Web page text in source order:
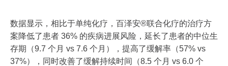
数据显示，相比于单纯化疗，百泽安®联合化疗的治疗方
案降低了患者 36% 的疾病进展风险，延长了患者的中位生
存期（9.7 个月 vs 7.6 个月），提高了缓解率（57% vs
37%），同时改善了缓解持续时间（8.5 个月 vs 6.0 个